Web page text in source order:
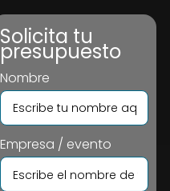
Solicita tu
presupuesto
Nombre
Empresa / evento